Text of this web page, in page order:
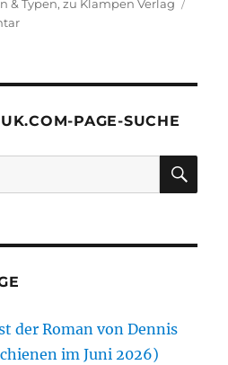
& Typen,zu Klampen Verlag
zu
2025
online
PAGE-SUCHE
der Roman von Dennis
im Juni 2026)